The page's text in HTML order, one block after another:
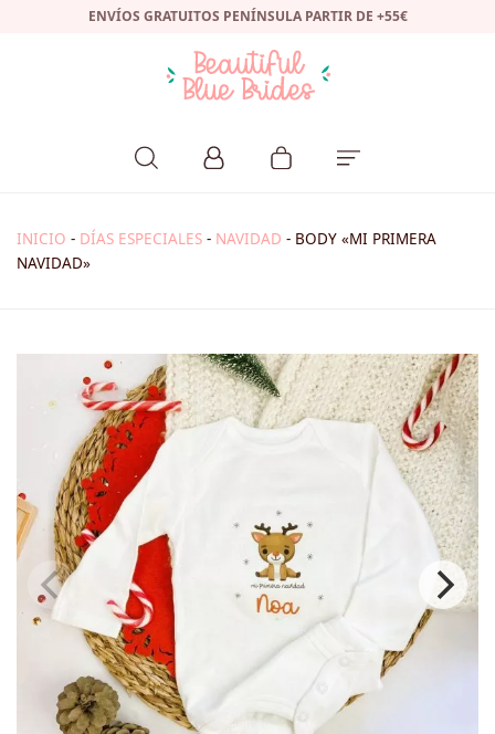
ENVÍOS GRATUITOS PENÍNSULA PARTIR DE +55€
INICIO - DÍAS ESPECIALES - NAVIDAD - BODY «MI PRIMERA
NAVIDAD»